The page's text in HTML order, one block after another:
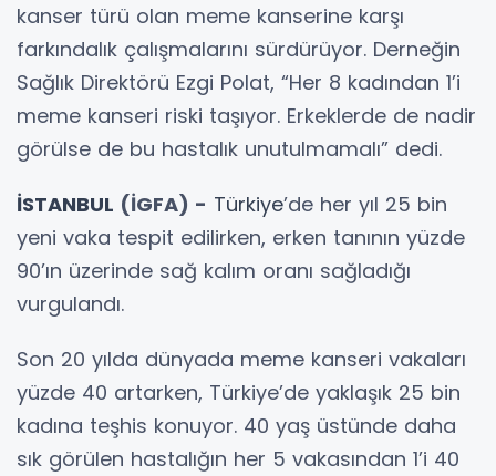
kanser türü olan meme kanserine karşı
farkındalık çalışmalarını sürdürüyor. Derneğin
Sağlık Direktörü Ezgi Polat, “Her 8 kadından 1’i
meme kanseri riski taşıyor. Erkeklerde de nadir
görülse de bu hastalık unutulmamalı” dedi.
İSTANBUL (İGFA) - Türkiye’de her yıl 25 bin
yeni vaka tespit edilirken, erken tanının yüzde
90’ın üzerinde sağ kalım oranı sağladığı
vurgulandı.
Son 20 yılda dünyada meme kanseri vakaları
yüzde 40 artarken, Türkiye’de yaklaşık 25 bin
kadına teşhis konuyor. 40 yaş üstünde daha
sık görülen hastalığın her 5 vakasından 1’i 40